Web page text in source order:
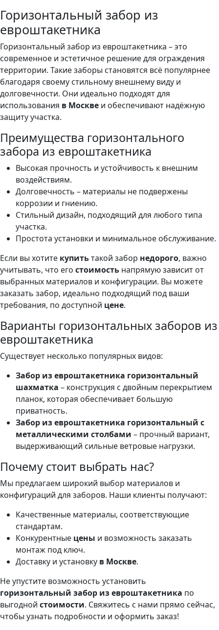
Горизонтальный забор из
евроштакетника
Горизонтальный забор из евроштакетника – это
современное и эстетичное решение для ограждения
территории. Такие заборы становятся всё популярнее
благодаря своему стильному внешнему виду и
долговечности. Они идеально подходят для
использования в Москве и обеспечивают надёжную
защиту участка.
Преимущества горизонтального
забора из евроштакетника
Высокая прочность и устойчивость к внешним
воздействиям.
Долговечность – материалы не подвержены
коррозии и гниению.
Стильный дизайн, подходящий для любого типа
участка.
Простота установки и минимальное обслуживание.
Если вы хотите купитьтакой забор недорого, важно
учитывать, что его стоимость напрямую зависит от
выбранных материалов и конфигурации. Вы можете
заказать забор, идеально подходящий под ваши
требования, по доступной цене.
Варианты горизонтальных заборов из
евроштакетника
Существует несколько популярных видов:
Забор из евроштакетника горизонтальный
шахматка – конструкция с двойным перекрытием
планок, которая обеспечивает большую
приватность.
Забор из евроштакетника горизонтальный с
металлическими столбами – прочный вариант,
выдерживающий сильные ветровые нагрузки.
Почему стоит выбрать нас?
Мы предлагаем широкий выбор материалов и
конфигураций для заборов. Наши клиенты получают:
Качественные материалы, соответствующие
стандартам.
Конкурентные цены и возможность заказать
монтаж под ключ.
Доставку и установку в Москве.
Не упустите возможность установить
горизонтальный забор из евроштакетника по
выгодной стоимости. Свяжитесь с нами прямо сейчас,
чтобы узнать подробности и оформить заказ!